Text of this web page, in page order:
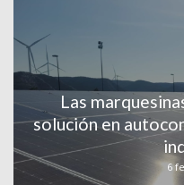
Las
solución en
6